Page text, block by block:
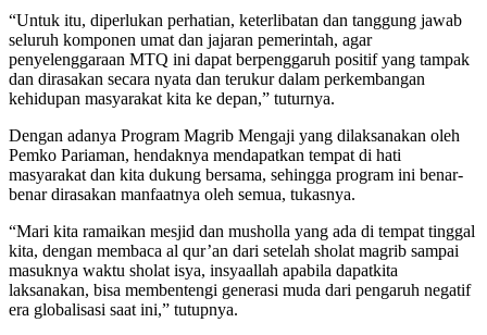
“Untuk itu, diperlukan perhatian, keterlibatan dan tanggung jawab
seluruh komponen umat dan jajaran pemerintah, agar
penyelenggaraan MTQ ini dapat berpenggaruh positif yang tampak
dan dirasakan secara nyata dan terukur dalam perkembangan
kehidupan masyarakat kita ke depan,” tuturnya.
Dengan adanya Program Magrib Mengaji yang dilaksanakan oleh
Pemko Pariaman, hendaknya mendapatkan tempat di hati
masyarakat dan kita dukung bersama, sehingga program ini benar-
benar dirasakan manfaatnya oleh semua, tukasnya.
“Mari kita ramaikan mesjid dan musholla yang ada di tempat tinggal
kita, dengan membaca al qur’an dari setelah sholat magrib sampai
masuknya waktu sholat isya, insyaallah apabila dapatkita
laksanakan, bisa membentengi generasi muda dari pengaruh negatif
era globalisasi saat ini,” tutupnya.